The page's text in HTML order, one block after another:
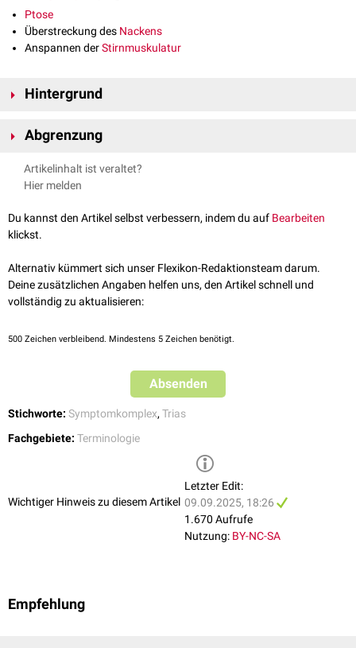
Ptose
Überstreckung des Nackens
Anspannen derStirnmuskulatur
Hintergrund
Versuch der Betroffenen, das Herabhängen des
Abgrenzung
Die Bezeichnung "Hutchinson-Trias" wird auch für einen
charakteristischen Symptomkomplex bei der angeborenen
siehe auch:Hutchinson-Trias (Syphilis)
Artikelinhalt ist veraltet?
Hier melden
Du kannst den Artikel selbst verbessern, indem du auf Bearbeiten
klickst.
Alternativ kümmert sich unser Flexikon-Redaktionsteam darum.
Deine zusätzlichen Angaben helfen uns, den Artikel schnell und
vollständig zu aktualisieren:
500 Zeichen verbleibend. Mindestens 5 Zeichen benötigt.
Absenden
Stichworte: Symptomkomplex, Trias
Fachgebiete: Terminologie
Wichtiger Hinweis zu diesem Artikel
Letzter Edit:
09.09.2025, 18:26
1.670 Aufrufe
Nutzung: BY-NC-SA
Empfehlung